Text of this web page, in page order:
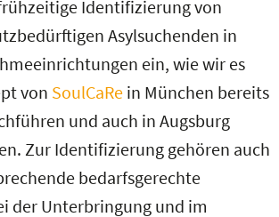
Identifizierung von
Asylsuchenden in
ein, wie wir es
von SoulCaRe in München bereits
und auch in Augsburg
Zur Identifizierung gehören auch
bedarfsgerechte
der Unterbringung und im